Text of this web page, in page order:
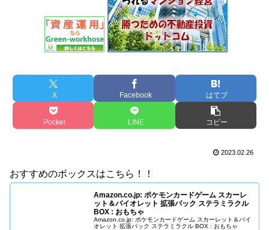
X Facebook はてブ
Pocket LINE コピー
2023.02.26
おすすめのボックスはこちら！！
Amazon.co.jp: ポケモンカードゲーム スカーレ
ット＆バイオレット 拡張パック ステラミラクル
BOX : おもちゃ
Amazon.co.jp: ポケモンカードゲーム スカーレット＆バイ
オレット 拡張パック ステラミラクル BOX : おもちゃ